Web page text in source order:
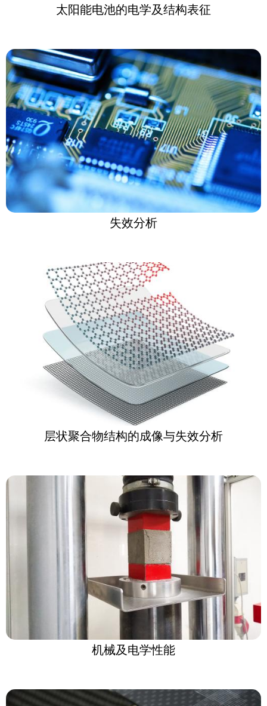
太阳能电池的电学及结构表征
失效分析
层状聚合物结构的成像与失效分析
机械及电学性能